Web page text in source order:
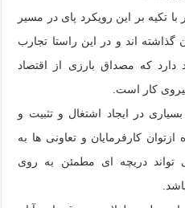
تکیه بر این رویکرد پای در مسیر
گذاشته اند و در این راستا تجارب
که مصداق بارزی از اقتصاد
کار است.
در ایجاد اشتغال و تثبیت و
کارفرمایان و تعاونی ها به
دریچه ای مطمئن به روی